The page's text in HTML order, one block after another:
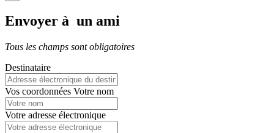
Envoyer à un ami
Tous les champs sont obligatoires
Destinataire
Vos coordonnées Votre nom
Votre adresse électronique